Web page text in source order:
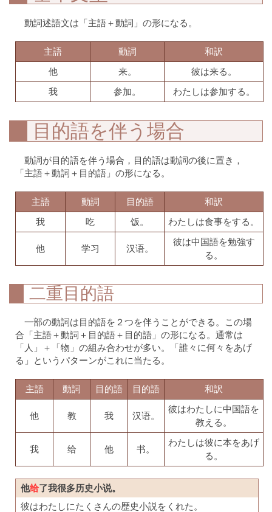
動詞述語文は「主語＋動詞」の形になる。
主語 動詞
和訳
他
来。
彼は来る。
我
参加。 わたしは参加する。
目的語を伴う場合
動詞が目的語を伴う場合，目的語は動詞の後に置き，
「主語＋動詞＋目的語」の形になる。
主語 動詞 目的語
和訳
我
吃 饭。 わたしは食事をする。
他 学习 汉语。
彼は中国語を勉強す
る。
二重目的語
一部の動詞は目的語を２つを伴うことができる。この場
合「主語＋動詞＋目的語＋目的語」の形になる。通常は
「人」＋「物」の組み合わせが多い。「誰々に何々をあげ
る」というパターンがこれに当たる。
主語 動詞 目的語 目的語 和訳
他 教 我 汉语。
彼はわたしに中国語を
教える。
我 给 他 书。
わたしは彼に本をあげ
る。
他给了我很多历史小说。
彼はわたしにたくさんの歴史小説をくれた。